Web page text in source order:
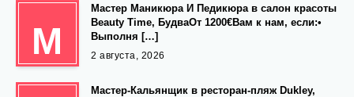
М
Мастер Маникюра И Педикюра в салон красоты
Beauty Time, БудваОт 1200€Вам к нам, если:•
Выполня […]
2 августа, 2026
Мастер-Кальянщик в ресторан-пляж Dukley,